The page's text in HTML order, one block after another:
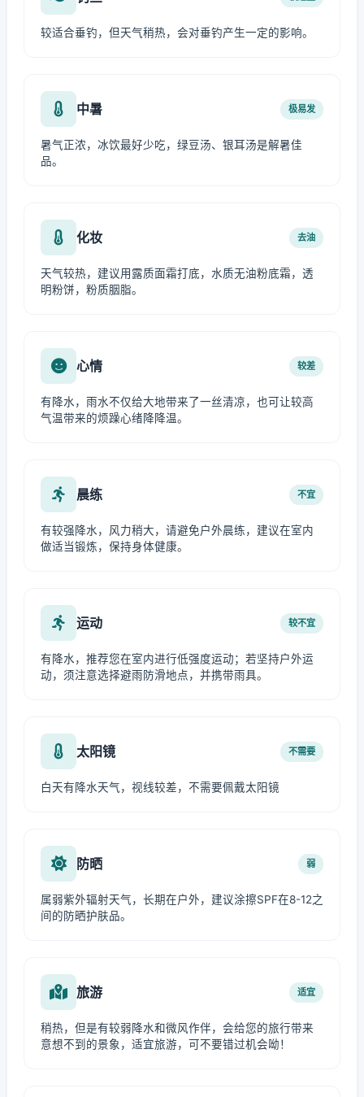
较适合垂钓，但天气稍热，会对垂钓产生一定的影响。
中暑 极易发
暑气正浓，冰饮最好少吃，绿豆汤、银耳汤是解暑佳
品。
化妆 去油
天气较热，建议用露质面霜打底，水质无油粉底霜，透
明粉饼，粉质胭脂。
心情 较差
有降水，雨水不仅给大地带来了一丝清凉，也可让较高
气温带来的烦躁心绪降降温。
晨练 不宜
有较强降水，风力稍大，请避免户外晨练，建议在室内
做适当锻炼，保持身体健康。
运动 较不宜
有降水，推荐您在室内进行低强度运动；若坚持户外运
动，须注意选择避雨防滑地点，并携带雨具。
太阳镜 不需要
白天有降水天气，视线较差，不需要佩戴太阳镜
防晒 弱
属弱紫外辐射天气，长期在户外，建议涂擦SPF在8-12之
间的防晒护肤品。
旅游 适宜
稍热，但是有较弱降水和微风作伴，会给您的旅行带来
意想不到的景象，适宜旅游，可不要错过机会呦！